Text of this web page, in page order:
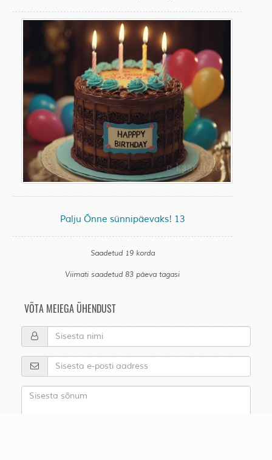
Palju Õnne sünnipäevaks! 13
Saadetud 19 korda
Viimati saadetud 83 päeva tagasi
VÕTA MEIEGA ÜHENDUST